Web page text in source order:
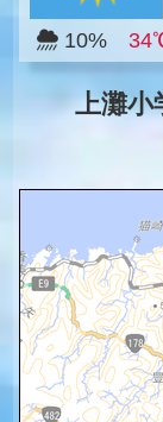
10%
上灘小